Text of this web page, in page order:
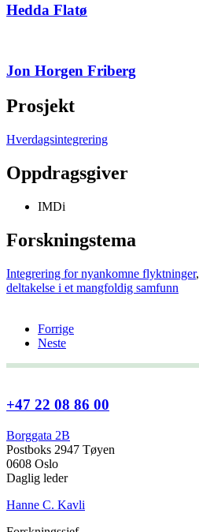
Hedda Flatø
Jon Horgen Friberg
Prosjekt
Hverdagsintegrering
Oppdragsgiver
IMDi
Forskningstema
Integrering for nyankomne flyktninger,
deltakelse i et mangfoldig samfunn
Forrige
Neste
+47 22 08 86 00
Borggata 2B
Postboks 2947 Tøyen
0608 Oslo
Daglig leder
Hanne C. Kavli